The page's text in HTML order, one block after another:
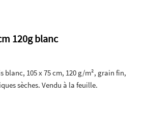
120g blanc
blanc, 105 x 75 cm, 120 g/m², grain fin,
sèches. Vendu à la feuille.